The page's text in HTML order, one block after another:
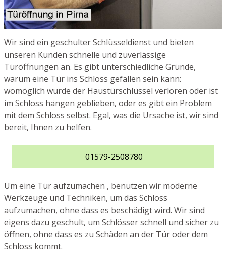
Wir sind ein geschulter Schlüsseldienst und bieten
unseren Kunden schnelle und zuverlässige
Türöffnungen an. Es gibt unterschiedliche Gründe,
warum eine Tür ins Schloss gefallen sein kann:
womöglich wurde der Haustürschlüssel verloren oder ist
im Schloss hängen geblieben, oder es gibt ein Problem
mit dem Schloss selbst. Egal, was die Ursache ist, wir sind
bereit, Ihnen zu helfen.
01579-2508780
Um eine Tür aufzumachen , benutzen wir moderne
Werkzeuge und Techniken, um das Schloss
aufzumachen, ohne dass es beschädigt wird. Wir sind
eigens dazu geschult, um Schlösser schnell und sicher zu
öffnen, ohne dass es zu Schäden an der Tür oder dem
Schloss kommt.